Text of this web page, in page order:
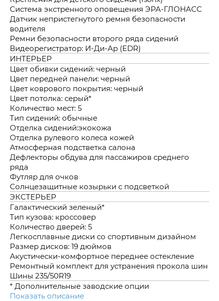
Система экстренного оповещения ЭРА-ГЛОНАСС
Датчик непристегнутого ремня безопасности
водителя
Ремни безопасности второго ряда сидений
Видеорегистратор: И-Ди-Ар (EDR)
ИНТЕРЬЕР
Цвет обивки сидений: черный
Цвет передней панели: черный
Цвет коврового покрытия: черный
Цвет потолка: серый*
Количество мест: 5
Тип сидений: обычные
Отделка сидений:экокожа
Отделка рулевого колеса кожей
Атмосферная подстветка салона
Дефлекторы обдува для пассажиров среднего
ряда
Футляр для очков
Солнцезащитные козырьки с подсветкой
ЭКСТЕРЬЕР
Галактический зеленый*
Тип кузова: кроссовер
Количество дверей: 5
Легкосплавные диски со спортивным дизайном
Размер дисков: 19 дюймов
Акустически-комфортное переднее остекление
Ремонтный комплект для устранения прокола шин
Шины 235/50R19
* Дополнительные заводские опции
Показать описание